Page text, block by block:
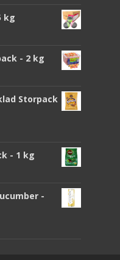
kg
- 2 kg
Storpack
- 1 kg
-